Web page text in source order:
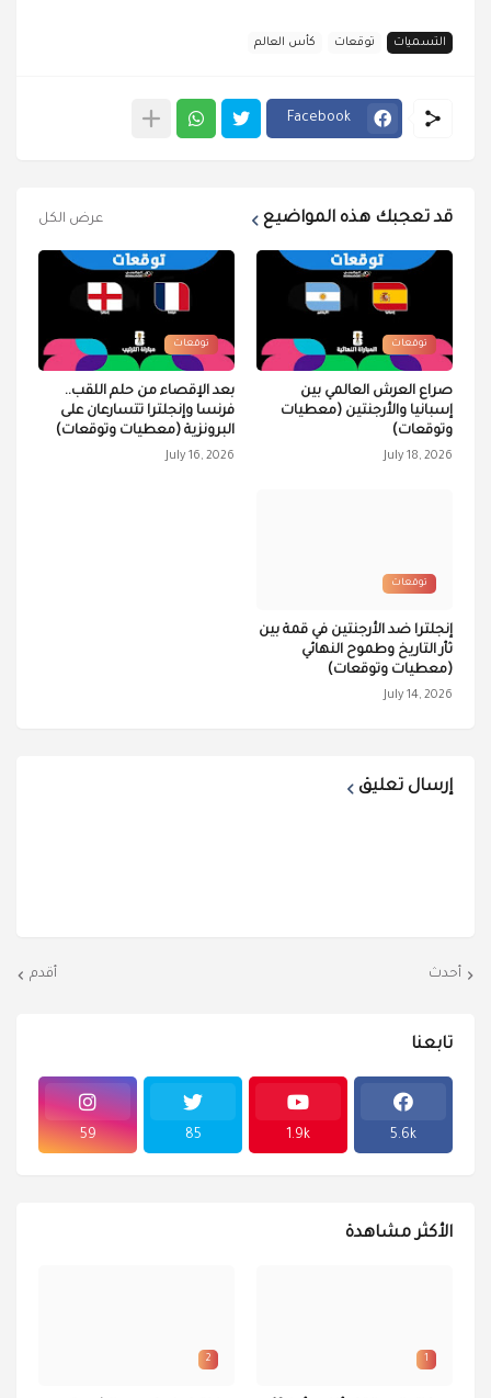
التسميات توقعات كأس العالم
Facebook
قد تعجبك هذه المواضيع عرض الكل
توقعات
صراع العرش العالمي بين
إسبانيا والأرجنتين (معطيات
وتوقعات)
July 18, 2026
توقعات
بعد الإقصاء من حلم اللقب..
فرنسا وإنجلترا تتسارعان على
البرونزية (معطيات وتوقعات)
July 16, 2026
توقعات
إنجلترا ضد الأرجنتين في قمة بين
ثأر التاريخ وطموح النهائي
(معطيات وتوقعات)
July 14, 2026
إرسال تعليق
أحدث أقدم
تابعنا
5.6k
1.9k
85
59
الأكثر مشاهدة
1
2